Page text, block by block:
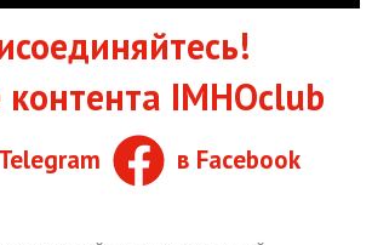
IMHOclub
в Facebook